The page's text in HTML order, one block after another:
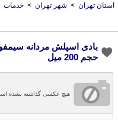
استان تهران > شهر تهران > خدمات
حجم 200 میل
هیچ عکسی گذاشته نشده